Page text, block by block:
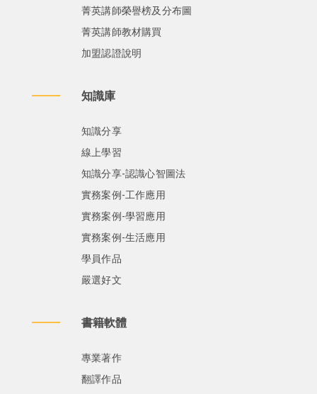
菁英講師榮譽榜及分布圖
菁英講師教材購買
加盟認證說明
知識庫
知識分享
線上學習
知識分享-認識心智圖法
實務案例-工作應用
實務案例-學習應用
實務案例-生活應用
學員作品
嚴選好文
書籍軟體
專業著作
翻譯作品